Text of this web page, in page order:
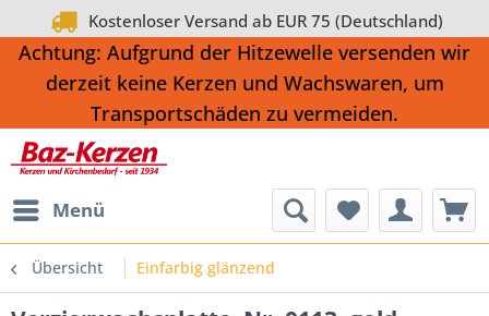
Kostenloser Versand ab EUR 75 (Deutschland)
Achtung: Aufgrund der Hitzewelle versenden wir
derzeit keine Kerzen und Wachswaren, um
Transportschäden zu vermeiden.
Menü
Übersicht Einfarbig glänzend